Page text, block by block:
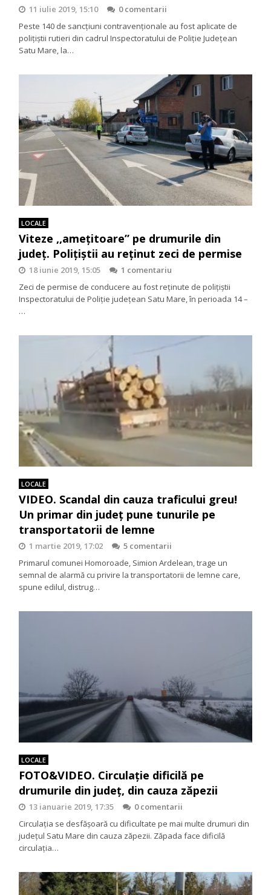
11 iulie 2019, 15:10
0 comentarii
Peste 140 de sancțiuni contravenționale au fost aplicate de
polițiștii rutieri din cadrul Inspectoratului de Poliție Județean
Satu Mare, la…
LOCALE
Viteze ,,amețitoare” pe drumurile din
județ. Polițiștii au reținut zeci de permise
18 iunie 2019, 15:05
1 comentariu
Zeci de permise de conducere au fost reținute de polițiștii
Inspectoratului de Poliție județean Satu Mare, în perioada 14 –
…
LOCALE
VIDEO. Scandal din cauza traficului greu!
Un primar din județ pune tunurile pe
transportatorii de lemne
1 martie 2019, 17:02
5 comentarii
Primarul comunei Homoroade, Simion Ardelean, trage un
semnal de alarmă cu privire la transportatorii de lemne care,
spune edilul, distrug…
LOCALE
FOTO&VIDEO. Circulație dificilă pe
drumurile din județ, din cauza zăpezii
13 ianuarie 2019, 17:35
0 comentarii
Circulația se desfășoară cu dificultate pe mai multe drumuri din
județul Satu Mare din cauza zăpezii. Zăpada face dificilă
circulația…